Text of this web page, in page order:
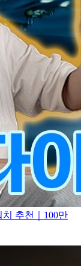
추천｜100만